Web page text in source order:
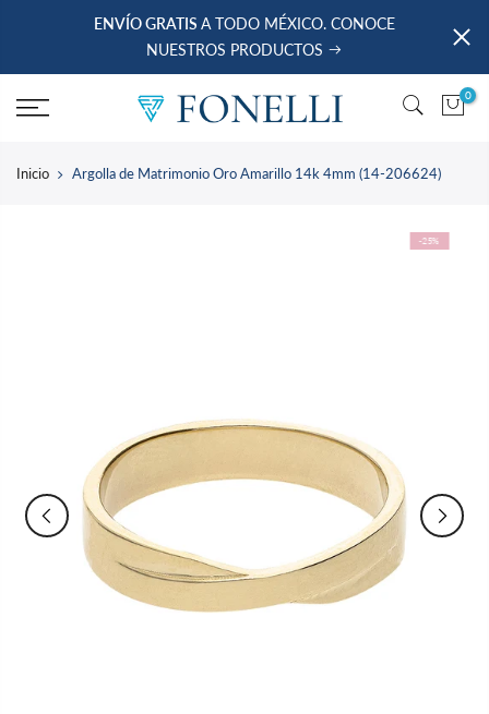
ENVÍO GRATIS A TODO MÉXICO. CONOCE
NUESTROS PRODUCTOS
0
Inicio Argolla de Matrimonio Oro Amarillo 14k 4mm (14-206624)
-25%